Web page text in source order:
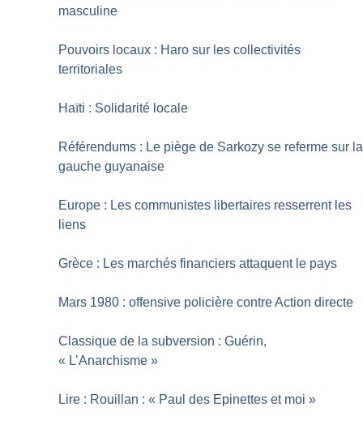
masculine
Pouvoirs locaux : Haro sur les collectivités
territoriales
Haïti : Solidarité locale
Référendums : Le piège de Sarkozy se referme sur la
gauche guyanaise
Europe : Les communistes libertaires resserrent les
liens
Grèce : Les marchés financiers attaquent le pays
Mars 1980 : offensive policière contre Action directe
Classique de la subversion : Guérin,
« L’Anarchisme »
Lire : Rouillan : « Paul des Epinettes et moi »